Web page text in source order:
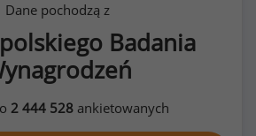
Dane pochodzą z
Badania
2 444 528ankietowanych